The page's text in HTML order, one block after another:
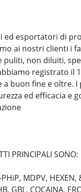
ed esportatori di
ai nostri clienti i
puliti, non diluiti,
registrato il
a buon fine e oltre.
ed efficacia e
PRINCIPALI SONO:
MDPV, HEXEN,
GBL, COCAINA,